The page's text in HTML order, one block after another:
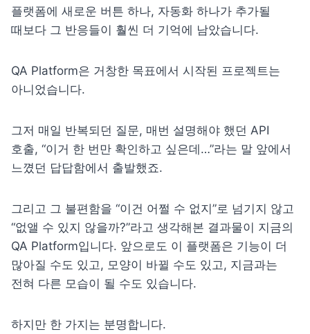
플랫폼에 새로운 버튼 하나, 자동화 하나가 추가될
때보다 그 반응들이 훨씬 더 기억에 남았습니다.
QA Platform은 거창한 목표에서 시작된 프로젝트는
아니었습니다.
그저 매일 반복되던 질문, 매번 설명해야 했던 API
호출, “이거 한 번만 확인하고 싶은데…”라는 말 앞에서
느꼈던 답답함에서 출발했죠.
그리고 그 불편함을 “이건 어쩔 수 없지”로 넘기지 않고
“없앨 수 있지 않을까?”라고 생각해본 결과물이 지금의
QA Platform입니다. 앞으로도 이 플랫폼은 기능이 더
많아질 수도 있고, 모양이 바뀔 수도 있고, 지금과는
전혀 다른 모습이 될 수도 있습니다.
하지만 한 가지는 분명합니다.